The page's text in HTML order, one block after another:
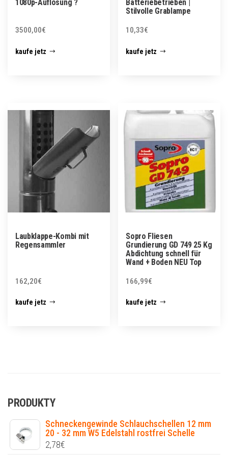
1080p-Auflösung ?
3500,00€
kaufe jetz
Batteriebetrieben |
Stilvolle Grablampe
10,33€
kaufe jetz
Laubklappe-Kombi mit
Regensammler
162,20€
kaufe jetz
Sopro Fliesen
Grundierung GD 749 25 Kg
Abdichtung schnell für
Wand + Boden NEU Top
166,99€
kaufe jetz
PRODUKTY
Schneckengewinde Schlauchschellen 12 mm
20 - 32 mm W5 Edelstahl rostfrei Schelle
2,78€